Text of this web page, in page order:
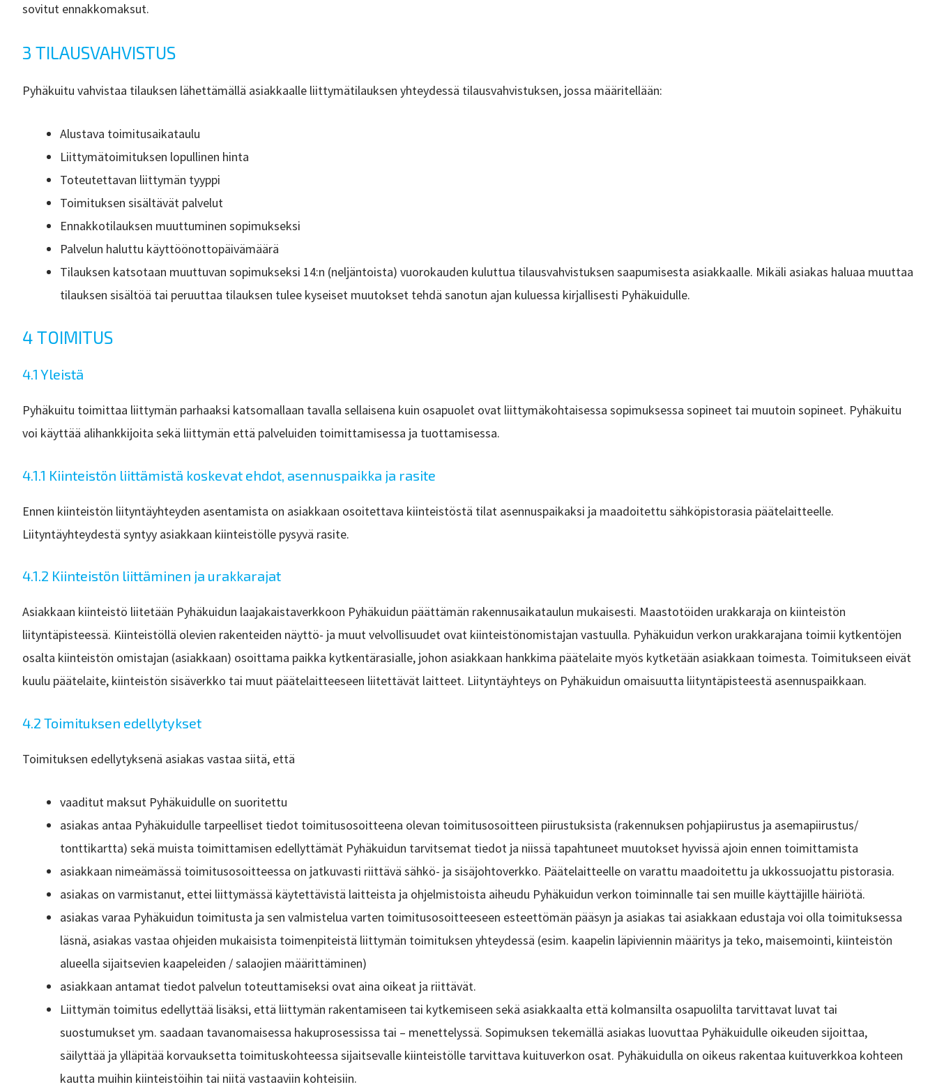
sovitut ennakkomaksut.
3 TILAUSVAHVISTUS
Pyhäkuitu vahvistaa tilauksen lähettämällä asiakkaalle liittymätilauksen yhteydessä tilausvahvistuksen, jossa määritellään:
Alustava toimitusaikataulu
Liittymätoimituksen lopullinen hinta
Toteutettavan liittymän tyyppi
Toimituksen sisältävät palvelut
Ennakkotilauksen muuttuminen sopimukseksi
Palvelun haluttu käyttöönottopäivämäärä
Tilauksen katsotaan muuttuvan sopimukseksi 14:n (neljäntoista) vuorokauden kuluttua tilausvahvistuksen saapumisesta asiakkaalle. Mikäli asiakas haluaa muuttaa
tilauksen sisältöä tai peruuttaa tilauksen tulee kyseiset muutokset tehdä sanotun ajan kuluessa kirjallisesti Pyhäkuidulle.
4 TOIMITUS
4.1 Yleistä
Pyhäkuitu toimittaa liittymän parhaaksi katsomallaan tavalla sellaisena kuin osapuolet ovat liittymäkohtaisessa sopimuksessa sopineet tai muutoin sopineet. Pyhäkuitu
voi käyttää alihankkijoita sekä liittymän että palveluiden toimittamisessa ja tuottamisessa.
4.1.1 Kiinteistön liittämistä koskevat ehdot, asennuspaikka ja rasite
Ennen kiinteistön liityntäyhteyden asentamista on asiakkaan osoitettava kiinteistöstä tilat asennuspaikaksi ja maadoitettu sähköpistorasia päätelaitteelle.
Liityntäyhteydestä syntyy asiakkaan kiinteistölle pysyvä rasite.
4.1.2 Kiinteistön liittäminen ja urakkarajat
Asiakkaan kiinteistö liitetään Pyhäkuidun laajakaistaverkkoon Pyhäkuidun päättämän rakennusaikataulun mukaisesti. Maastotöiden urakkaraja on kiinteistön
liityntäpisteessä. Kiinteistöllä olevien rakenteiden näyttö- ja muut velvollisuudet ovat kiinteistönomistajan vastuulla. Pyhäkuidun verkon urakkarajana toimii kytkentöjen
osalta kiinteistön omistajan (asiakkaan) osoittama paikka kytkentärasialle, johon asiakkaan hankkima päätelaite myös kytketään asiakkaan toimesta. Toimitukseen eivät
kuulu päätelaite, kiinteistön sisäverkko tai muut päätelaitteeseen liitettävät laitteet. Liityntäyhteys on Pyhäkuidun omaisuutta liityntäpisteestä asennuspaikkaan.
4.2 Toimituksen edellytykset
Toimituksen edellytyksenä asiakas vastaa siitä, että
vaaditut maksut Pyhäkuidulle on suoritettu
asiakas antaa Pyhäkuidulle tarpeelliset tiedot toimitusosoitteena olevan toimitusosoitteen piirustuksista (rakennuksen pohjapiirustus ja asemapiirustus/
tonttikartta) sekä muista toimittamisen edellyttämät Pyhäkuidun tarvitsemat tiedot ja niissä tapahtuneet muutokset hyvissä ajoin ennen toimittamista
asiakkaan nimeämässä toimitusosoitteessa on jatkuvasti riittävä sähkö- ja sisäjohtoverkko. Päätelaitteelle on varattu maadoitettu ja ukkossuojattu pistorasia.
asiakas on varmistanut, ettei liittymässä käytettävistä laitteista ja ohjelmistoista aiheudu Pyhäkuidun verkon toiminnalle tai sen muille käyttäjille häiriötä.
asiakas varaa Pyhäkuidun toimitusta ja sen valmistelua varten toimitusosoitteeseen esteettömän pääsyn ja asiakas tai asiakkaan edustaja voi olla toimituksessa
läsnä, asiakas vastaa ohjeiden mukaisista toimenpiteistä liittymän toimituksen yhteydessä (esim. kaapelin läpiviennin määritys ja teko, maisemointi, kiinteistön
alueella sijaitsevien kaapeleiden / salaojien määrittäminen)
asiakkaan antamat tiedot palvelun toteuttamiseksi ovat aina oikeat ja riittävät.
Liittymän toimitus edellyttää lisäksi, että liittymän rakentamiseen tai kytkemiseen sekä asiakkaalta että kolmansilta osapuolilta tarvittavat luvat tai
suostumukset ym. saadaan tavanomaisessa hakuprosessissa tai – menettelyssä. Sopimuksen tekemällä asiakas luovuttaa Pyhäkuidulle oikeuden sijoittaa,
säilyttää ja ylläpitää korvauksetta toimituskohteessa sijaitsevalle kiinteistölle tarvittava kuituverkon osat. Pyhäkuidulla on oikeus rakentaa kuituverkkoa kohteen
kautta muihin kiinteistöihin tai niitä vastaaviin kohteisiin.